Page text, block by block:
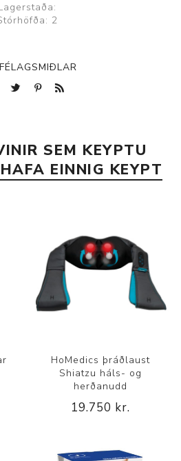
2
SEM KEYPTU
EINNIG KEYPT
HoMedics þráðlaust
Shiatzu háls- og
herðanudd
19.750 kr.